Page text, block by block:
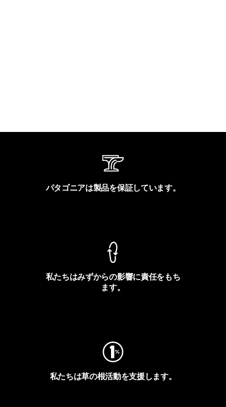
パタゴニアは製品を保証しています。
私たちはみずからの影響に責任をもち
ます。
私たちは草の根活動を支援します。